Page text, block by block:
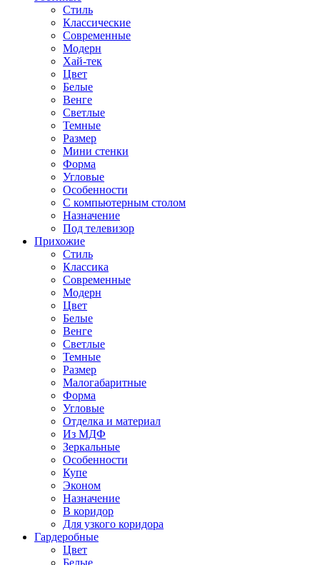
Стиль
Классические
Современные
Модерн
Хай-тек
Цвет
Белые
Венге
Светлые
Темные
Размер
Мини стенки
Форма
Угловые
Особенности
С компьютерным столом
Назначение
Под телевизор
Прихожие
Стиль
Классика
Современные
Модерн
Цвет
Белые
Венге
Светлые
Темные
Размер
Малогабаритные
Форма
Угловые
Отделка и материал
Из МДФ
Зеркальные
Особенности
Купе
Эконом
Назначение
В коридор
Для узкого коридора
Гардеробные
Цвет
Белые